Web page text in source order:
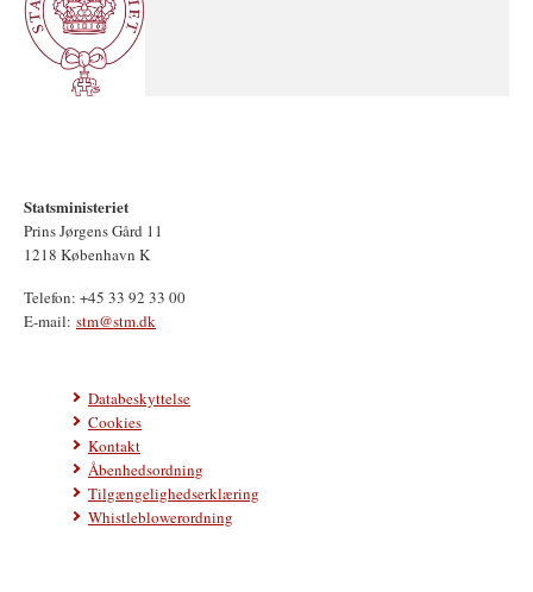
Statsministeriet
Prins Jørgens Gård 11
1218 København K
Telefon: +45 33 92 33 00
E-mail: stm@stm.dk
Databeskyttelse
Cookies
Kontakt
Åbenhedsordning
Tilgængelighedserklæring
Whistleblowerordning